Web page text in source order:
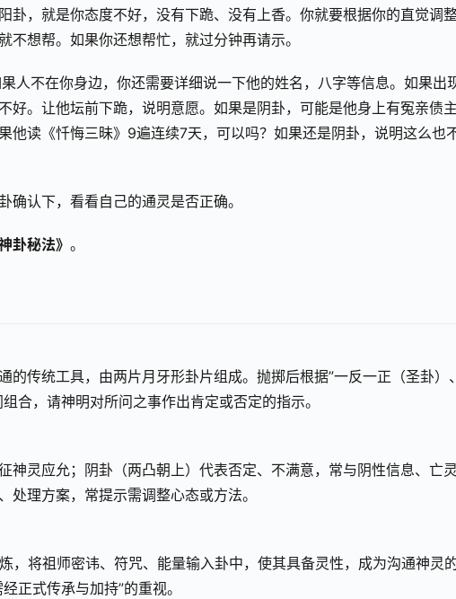
卦，就是你态度不好，没有下跪、没有上香。你就要根据你的直觉调
想帮。如果你还想帮忙，就过分钟再请示。
人不在你身边，你还需要详细说一下他的姓名，八字等信息。如果出
好。让他坛前下跪，说明意愿。如果是阴卦，可能是他身上有冤亲债
他读《忏悔三昧》9遍连续7天，可以吗？如果还是阴卦，说明这么也
认下，看看自己的通灵是否正确。
卦秘法》 。
的传统工具，由两片月牙形卦片组成。抛掷后根据”一反一正（圣卦）
合，请神明对所问之事作出肯定或否定的指示。
神灵应允；阴卦（两凸朝上）代表否定、不满意，常与阴性信息、亡
理方案，常提示需调整心态或方法。
，将祖师密讳、符咒、能量输入卦中，使其具备灵性，成为沟通神灵
正式传承与加持”的重视。